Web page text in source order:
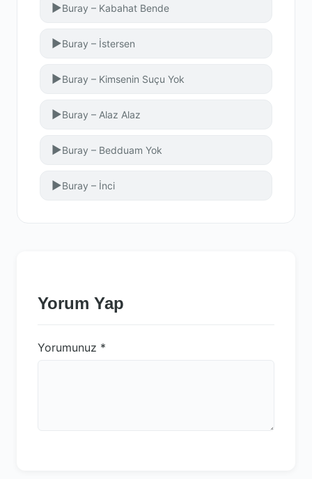
▶Buray – Kabahat Bende
▶Buray – İstersen
▶Buray – Kimsenin Suçu Yok
▶Buray – Alaz Alaz
▶Buray – Bedduam Yok
▶Buray – İnci
Yorum Yap
Yorumunuz *